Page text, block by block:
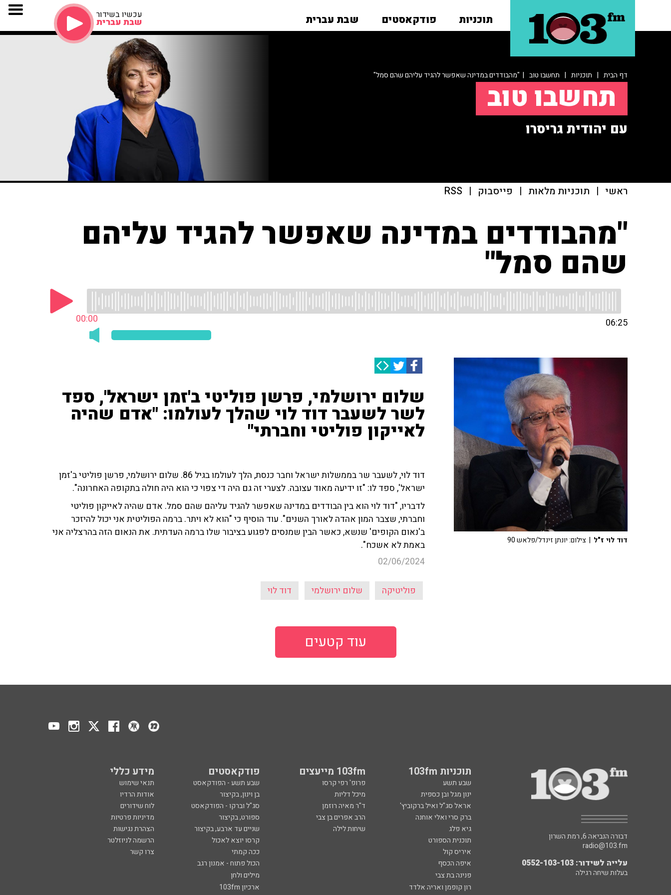
תוכניות פודקאסטים שבת עברית עכשיו בשידור
שבת עברית
דף הבית | תוכניות | תחשבו טוב | "מהבודדים במדינה שאפשר להגיד עליהם שהם סמל"
תחשבו טוב
עם יהודית גריסרו
ראשי | תוכניות מלאות | פייסבוק |
RSS
"מהבודדים במדינה שאפשר להגיד עליהם
שהם סמל"
00:00 06:25
שלום ירושלמי, פרשן פוליטי ב'זמן ישראל', ספד
לשר לשעבר דוד לוי שהלך לעולמו: "אדם שהיה
לאייקון פוליטי וחברתי"
דוד לוי, לשעבר שר בממשלות ישראל וחבר כנסת, הלך לעולמו בגיל 86. שלום ירושלמי, פרשן פוליטי ב'זמן
ישראל', ספד לו: "זו ידיעה מאוד עצובה. לצערי זה גם היה די צפוי כי הוא היה חולה בתקופה האחרונה".
לדבריו, "דוד לוי הוא בין הבודדים במדינה שאפשר להגיד עליהם שהם סמל. אדם שהיה לאייקון פוליטי
וחברתי, שצבר המון אהדה לאורך השנים". עוד הוסיף כי "הוא לא ויתר. ברמה הפוליטית אני יכול להיזכר
ב'נאום הקופים' שנשא, כאשר הבין שמנסים לפגוע בציבור שלו ברמה העדתית. את הנאום הזה בהרצליה אני
באמת לא אשכח".
02/06/2024
פוליטיקה שלום ירושלמי דוד לוי
דוד לוי ז"ל | צילום: יונתן זינדל/פלאש 90
עוד קטעים
תוכניות 103fm 103fm מייעצים פודקאסטים מידע כללי
שבע תשע פרופ' רפי קרסו שבע תשע - הפודקאסט
תנאי שימוש
ינון מגל ובן כספית
מיכל דליות בן וינון, בקיצור
אודות הרדיו
אראל סג"ל ואיל ברקוביץ'
ד"ר מאיה רוזמן סג"ל וברקו - הפודקאסט
לוח שידורים
ברק סרי ואלי אוחנה
הרב אפרים בן צבי ספורט, בקיצור
מדיניות פרטיות
גיא פלג
שיחות לילה שניים עד ארבע, בקיצור
הצהרת נגישות
תוכנית הספורט
קרסו יוצא לאכול
הרשמה לניוזלטר
איריס קול
ככה קמתי
צרו קשר
איפה הכסף
הכול פתוח - אמנון רגב
פנינה בת צבי
מילים ולחן
רון קופמן ואריה אלדד
ארכיון 103fm
דבורה הנביאה 6, רמת השרון
radio@103.fm
עלייה לשידור: 0552-103-103
בעלות שיחה רגילה